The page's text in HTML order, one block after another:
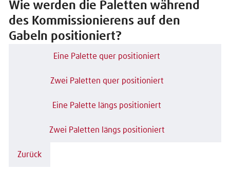
Wie werden die Paletten während
des Kommissionierens auf den
Gabeln positioniert?
Eine Palette quer positioniert
Zwei Paletten quer positioniert
Eine Palette längs positioniert
Zwei Paletten längs positioniert
Zurück